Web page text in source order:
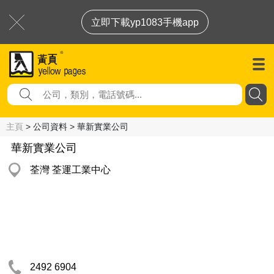
立即下載yp1083手機app
主頁 > 公司資料 > 華新實業公司
華新實業公司
荃灣 荃運工業中心
2492 6904